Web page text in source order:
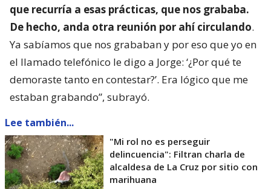
que recurría a esas prácticas, que nos grababa.
De hecho, anda otra reunión por ahí circulando.
Ya sabíamos que nos grababan y por eso que yo en
el llamado telefónico le digo a Jorge: ‘¿Por qué te
demoraste tanto en contestar?’. Era lógico que me
estaban grabando”, subrayó.
Lee también...
"Mi rol no es perseguir
delincuencia": Filtran charla de
alcaldesa de La Cruz por sitio con
marihuana